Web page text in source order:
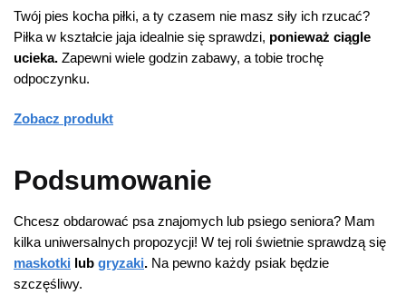
Twój pies kocha piłki, a ty czasem nie masz siły ich rzucać?
Piłka w kształcie jaja idealnie się sprawdzi, ponieważ ciągle
ucieka. Zapewni wiele godzin zabawy, a tobie trochę
odpoczynku.
Zobacz produkt
Podsumowanie
Chcesz obdarować psa znajomych lub psiego seniora? Mam
kilka uniwersalnych propozycji! W tej roli świetnie sprawdzą się
maskotki lub gryzaki. Na pewno każdy psiak będzie
szczęśliwy.